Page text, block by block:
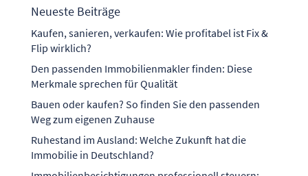
Neueste Beiträge
Kaufen, sanieren, verkaufen: Wie profitabel ist Fix &
Flip wirklich?
Den passenden Immobilienmakler finden: Diese
Merkmale sprechen für Qualität
Bauen oder kaufen? So finden Sie den passenden
Weg zum eigenen Zuhause
Ruhestand im Ausland: Welche Zukunft hat die
Immobilie in Deutschland?